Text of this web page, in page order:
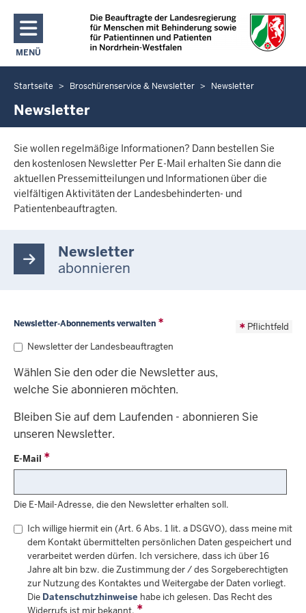
Direkt zum Inhalt
MENÜ
NAVIGATION AKTIVIEREN/DEAKTIVIEREN: HAUPTMENÜ
Sie
befinden
Startseite Broschürenservice & Newsletter Newsletter
Newsletter
Sie wollen regelmäßige Informationen? Dann bestellen Sie
den kostenlosen Newsletter Per E-Mail erhalten Sie dann die
aktuellen Pressemitteilungen und Informationen über die
vielfältigen Aktivitäten der Landesbehinderten- und
Patientenbeauftragten.
Newsletter
abonnieren
Pflichtfeld
Newsletter-Abonnements verwalten
Newsletter der Landesbeauftragten
Wählen Sie den oder die Newsletter aus,
welche Sie abonnieren möchten.
Bleiben Sie auf dem Laufenden - abonnieren Sie
unseren Newsletter.
E-Mail
Die E-Mail-Adresse, die den Newsletter erhalten soll.
Ich willige hiermit ein (Art. 6 Abs. 1 lit. a DSGVO), dass meine mit
dem Kontakt übermittelten persönlichen Daten gespeichert und
verarbeitet werden dürfen. Ich versichere, dass ich über 16
Jahre alt bin bzw. die Zustimmung der / des Sorgeberechtigten
zur Nutzung des Kontaktes und Weitergabe der Daten vorliegt.
Die Datenschutzhinweise habe ich gelesen. Das Recht des
Widerrufs ist mir bekannt.